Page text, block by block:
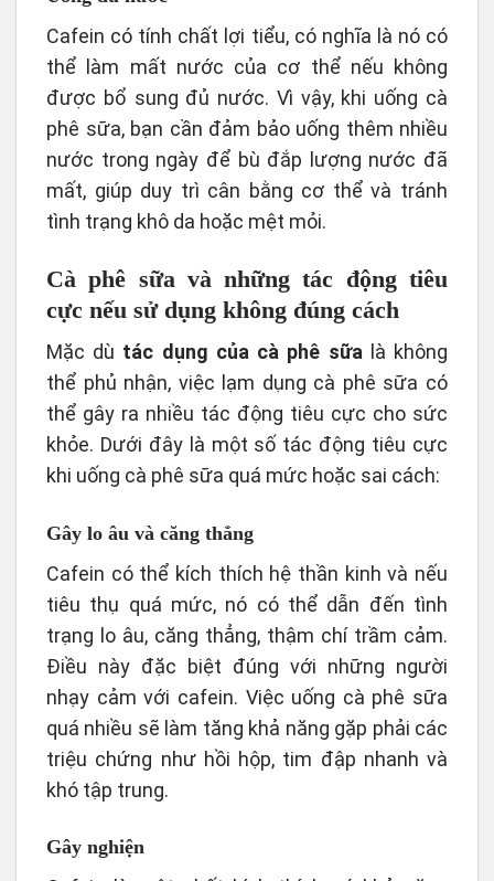
Cafein có tính chất lợi tiểu, có nghĩa là nó có
thể làm mất nước của cơ thể nếu không
được bổ sung đủ nước. Vì vậy, khi uống cà
phê sữa, bạn cần đảm bảo uống thêm nhiều
nước trong ngày để bù đắp lượng nước đã
mất, giúp duy trì cân bằng cơ thể và tránh
tình trạng khô da hoặc mệt mỏi.
Cà phê sữa và những tác động tiêu
cực nếu sử dụng không đúng cách
Mặc dù tác dụng của cà phê sữalà không
thể phủ nhận, việc lạm dụng cà phê sữa có
thể gây ra nhiều tác động tiêu cực cho sức
khỏe. Dưới đây là một số tác động tiêu cực
khi uống cà phê sữa quá mức hoặc sai cách:
Gây lo âu và căng thẳng
Cafein có thể kích thích hệ thần kinh và nếu
tiêu thụ quá mức, nó có thể dẫn đến tình
trạng lo âu, căng thẳng, thậm chí trầm cảm.
Điều này đặc biệt đúng với những người
nhạy cảm với cafein. Việc uống cà phê sữa
quá nhiều sẽ làm tăng khả năng gặp phải các
triệu chứng như hồi hộp, tim đập nhanh và
khó tập trung.
Gây nghiện